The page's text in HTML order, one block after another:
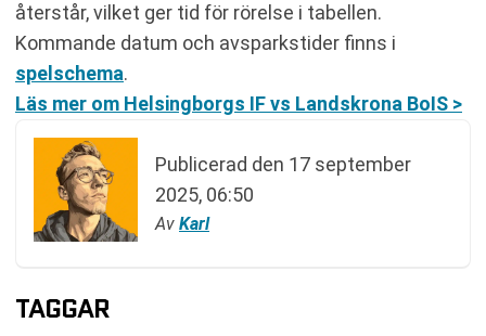
återstår, vilket ger tid för rörelse i tabellen.
Kommande datum och avsparkstider finns i
spelschema.
Läs mer om Helsingborgs IF vs Landskrona BoIS >
Publicerad den 17 september
2025, 06:50
Av Karl
TAGGAR